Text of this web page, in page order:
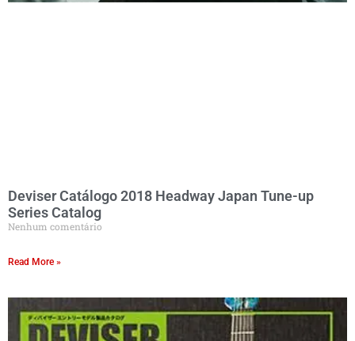
Deviser Catálogo 2018 Headway Japan Tune-up
Series Catalog
Nenhum comentário
Read More »